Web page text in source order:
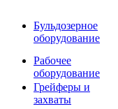
Ковши
Ковши
Фрезы
Фрезы
Бульдозерное
оборудование
Рабочее
оборудование
Грейферы и
захваты